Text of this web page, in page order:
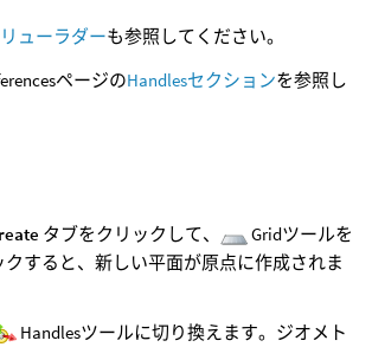
ューラダーも参照してください。
ページのHandlesセクションを参照し
タブをクリックして、 Gridツールを
クすると、新しい平面が原点に作成されま
Handlesツールに切り換えます。ジオメト